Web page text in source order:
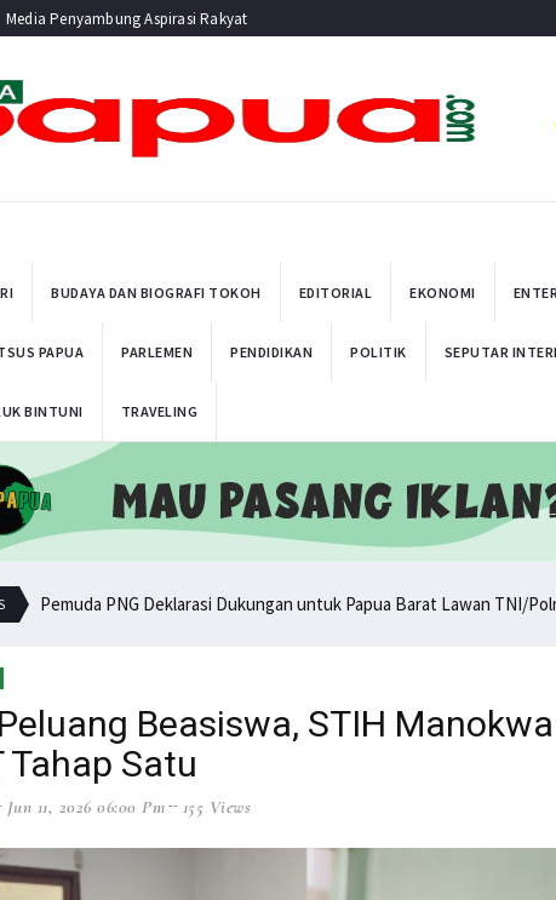
Media Penyambung Aspirasi Rakyat
BUDAYA DAN BIOGRAFI TOKOH EDITORIAL EKONOMI
PAPUA PARLEMEN PENDIDIKAN POLITIK SEPUTAR
BINTUNI TRAVELING
Pemuda PNG Deklarasi Dukungan untuk Papua Barat Lawan TNI/
Beasiswa, STIH
Tahap Satu
Jun 11, 2026 06:00 Pm 155 Views